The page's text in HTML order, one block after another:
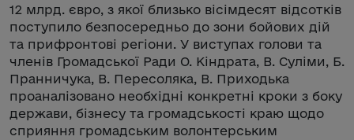
12 млрд. євро, з якої близько вісімдесят відсотків
поступило безпосередньо до зони бойових дій
та прифронтові регіони. У виступах голови та
членів Громадської Ради О. Кіндрата, В. Суліми, Б.
Пранничука, В. Пересоляка, В. Приходька
проаналізовано необхідні конкретні кроки з боку
держави, бізнесу та громадськості краю щодо
сприяння громадським волонтерським